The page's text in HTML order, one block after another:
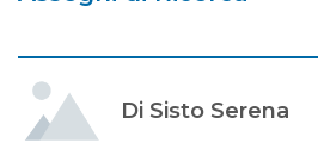
Di Sisto Serena